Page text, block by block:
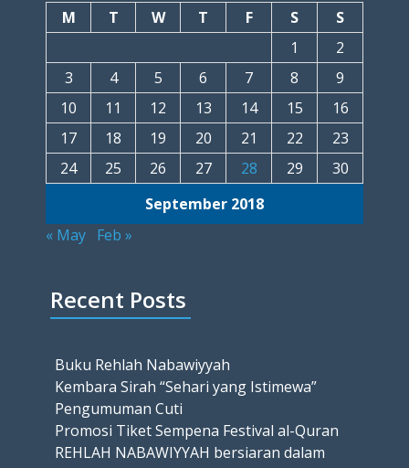
September 2018
M T W T F S
S
1
2
3
4 5 6 7 8
9
10
11 12 13 14 15
16
17
18 19 20 21 22
23
24
25 26 27 28 29 30
« May Feb »
Recent Posts
Buku Rehlah Nabawiyyah
Kembara Sirah “Sehari yang Istimewa”
Pengumuman Cuti
Promosi Tiket Sempena Festival al-Quran
REHLAH NABAWIYYAH bersiaran dalam